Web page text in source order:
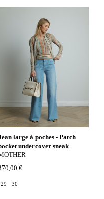
large à poches - Patch
undercover sneak
€
29 30